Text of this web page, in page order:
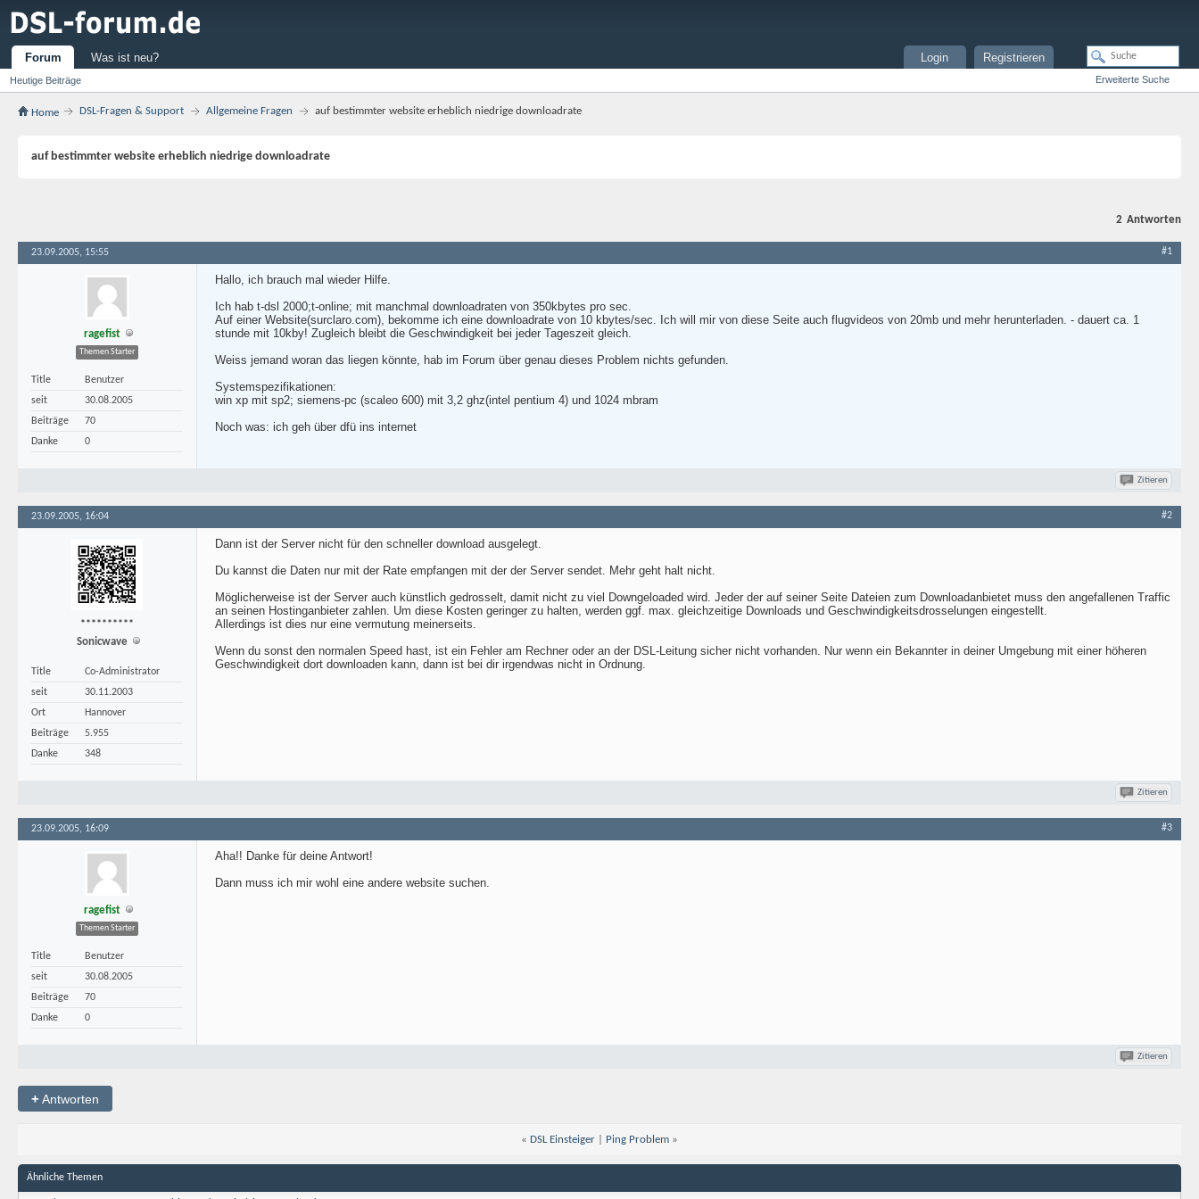
Forum
Heutige Beiträge
Was ist neu? Registrieren
Login
Erweiterte Suche
Home DSL-Fragen & Support Allgemeine Fragen auf bestimmter website erheblich niedrige downloadrate
auf bestimmter website erheblich niedrige downloadrate
2 Antworten
23.09.2005, 15:55 #1
ragefist
Themen Starter
Title
Benutzer
seit
30.08.2005
Beiträge
70
Danke
0
Hallo, ich brauch mal wieder Hilfe.
Ich hab t-dsl 2000;t-online; mit manchmal downloadraten von 350kbytes pro sec.
Auf einer Website(surclaro.com), bekomme ich eine downloadrate von 10 kbytes/sec. Ich will mir von diese Seite auch flugvideos von 20mb und mehr herunterladen. - dauert ca. 1
stunde mit 10kby! Zugleich bleibt die Geschwindigkeit bei jeder Tageszeit gleich.
Weiss jemand woran das liegen könnte, hab im Forum über genau dieses Problem nichts gefunden.
Systemspezifikationen:
win xp mit sp2; siemens-pc (scaleo 600) mit 3,2 ghz(intel pentium 4) und 1024 mbram
Noch was: ich geh über dfü ins internet
Zitieren
23.09.2005, 16:04 #2
**********
Sonicwave
Title
Co-Administrator
seit
30.11.2003
Ort
Hannover
Beiträge
5.955
Danke
348
Dann ist der Server nicht für den schneller download ausgelegt.
Du kannst die Daten nur mit der Rate empfangen mit der der Server sendet. Mehr geht halt nicht.
Möglicherweise ist der Server auch künstlich gedrosselt, damit nicht zu viel Downgeloaded wird. Jeder der auf seiner Seite Dateien zum Downloadanbietet muss den angefallenen Traffic
an seinen Hostinganbieter zahlen. Um diese Kosten geringer zu halten, werden ggf. max. gleichzeitige Downloads und Geschwindigkeitsdrosselungen eingestellt.
Allerdings ist dies nur eine vermutung meinerseits.
Wenn du sonst den normalen Speed hast, ist ein Fehler am Rechner oder an der DSL-Leitung sicher nicht vorhanden. Nur wenn ein Bekannter in deiner Umgebung mit einer höheren
Geschwindigkeit dort downloaden kann, dann ist bei dir irgendwas nicht in Ordnung.
Zitieren
23.09.2005, 16:09 #3
ragefist
Themen Starter
Title
Benutzer
seit
30.08.2005
Beiträge
70
Danke
0
Aha!! Danke für deine Antwort!
Dann muss ich mir wohl eine andere website suchen.
Zitieren
+Antworten
« DSL Einsteiger Ping Problem »
Ähnliche Themen